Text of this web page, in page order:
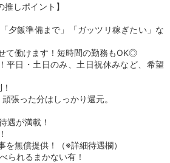
しポイント】
夕飯準備まで」「ガッツリ稼ぎたい」な
て働けます！短時間の勤務もOK◎
平日・土日のみ、土日祝休みなど、希望
張った分はしっかり還元。
遇が満載！
無償提供！（※詳細待遇欄）
れるまかない有！